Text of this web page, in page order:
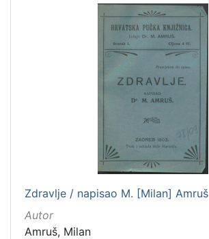
Zdravlje / napisao M. [Milan] Amruš
Autor
Amruš, Milan